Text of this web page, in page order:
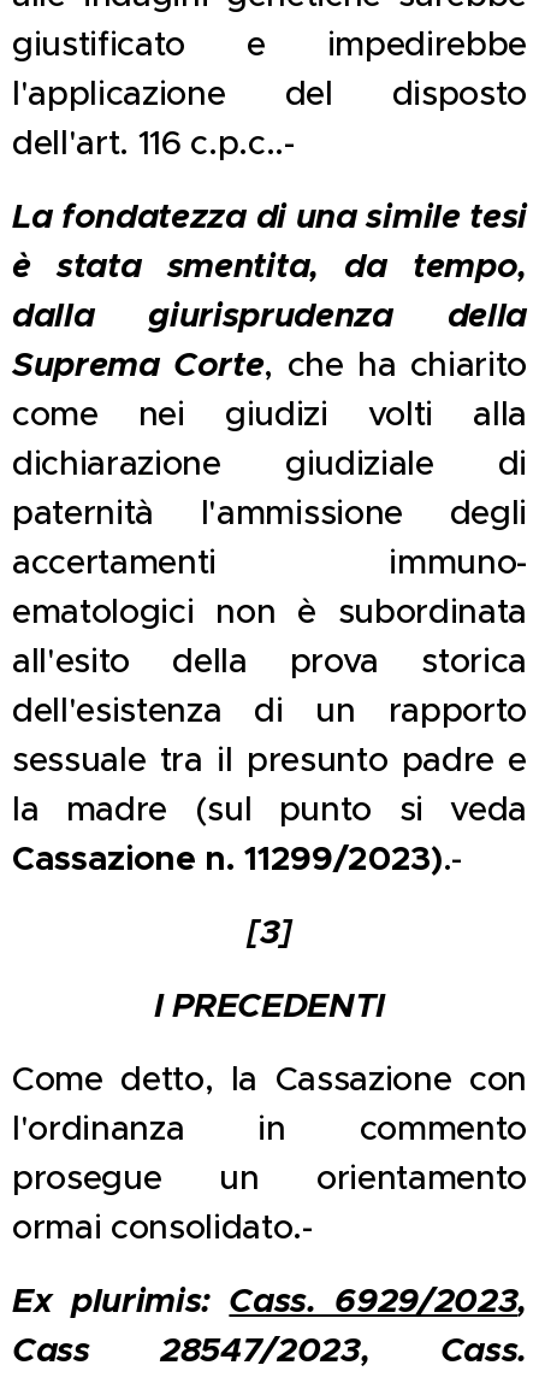
giustificato e impedirebbe
l'applicazione del disposto
dell'art. 116 c.p.c..-
La fondatezza di una simile tesi
è stata smentita, da tempo,
dalla giurisprudenza della
Suprema Corte, che ha chiarito
come nei giudizi volti alla
dichiarazione giudiziale di
paternità l'ammissione degli
accertamenti immuno-
ematologici non è subordinata
all'esito della prova storica
dell'esistenza di un rapporto
sessuale tra il presunto padre e
la madre (sul punto si veda
Cassazione n. 11299/2023).-
[3]
I PRECEDENTI
Come detto, la Cassazione con
l'ordinanza in commento
prosegue un orientamento
ormai consolidato.-
Ex plurimis: Cass. 6929/2023,
Cass 28547/2023, Cass.